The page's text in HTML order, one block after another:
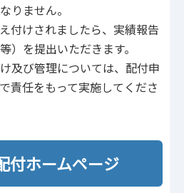
りません。
付けされましたら、実績報告
）を提出いただきます。
及び管理については、配付申
責任をもって実施してくださ
付ホームページ